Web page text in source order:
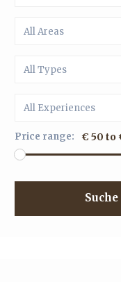
All Areas
All Types
All Experiences
Price range: € 50 to
Suche